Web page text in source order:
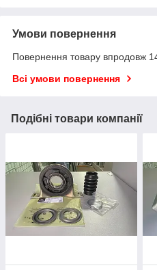
Умови повернення
Повернення товару впродовж
Всі умови повернення
Подібні товари компанії